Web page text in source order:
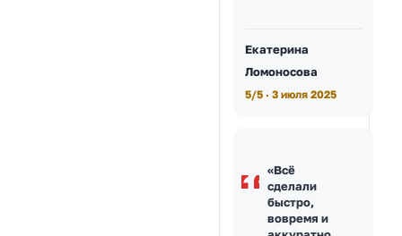
Екатерина
Ломоносова
5/5 · 3 июля 2025
«Всё
сделали
быстро,
вовремя и